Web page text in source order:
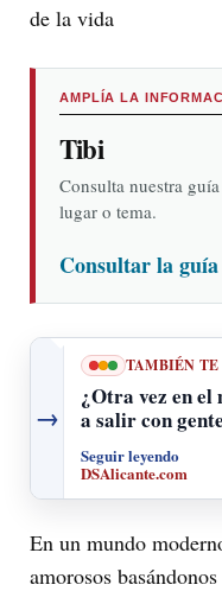
de la vida
AMPLÍA LA
Tibi
Consulta nuestra
lugar o tema.
Consultar la guía
→
TAMBIÉN
¿Otra vez en el
a salir con
Seguir leyendo
DSAlicante.com
En un mundo
amorosos